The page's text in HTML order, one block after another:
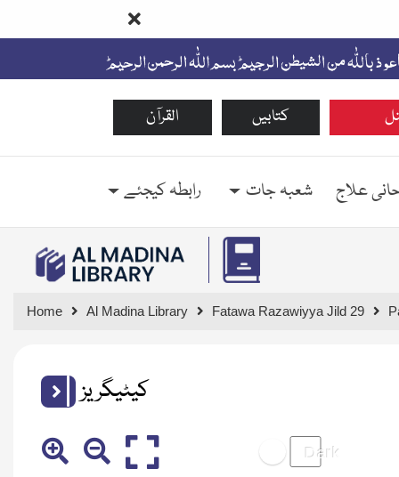
القرآن کتابیں
علاج شعبہ جات رابطہ کیجئے
Home Al Madina Library Fatawa Razawiyya Jild 29
کیٹیگریز